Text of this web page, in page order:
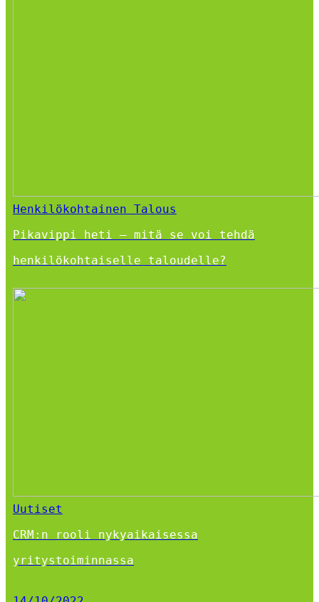
Henkilökohtainen Talous
Pikavippi heti – mitä se voi tehdä
henkilökohtaiselle taloudelle?
Uutiset
CRM:n rooli nykyaikaisessa
yritystoiminnassa